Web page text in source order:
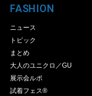
FASHION
ニュース
トピック
まとめ
大人のユニクロ／GU
展示会ルポ
試着フェス®︎